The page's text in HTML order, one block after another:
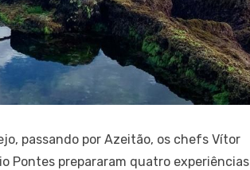
passando por Azeitão, os chefs Vítor
Pontes prepararam quatro experiências